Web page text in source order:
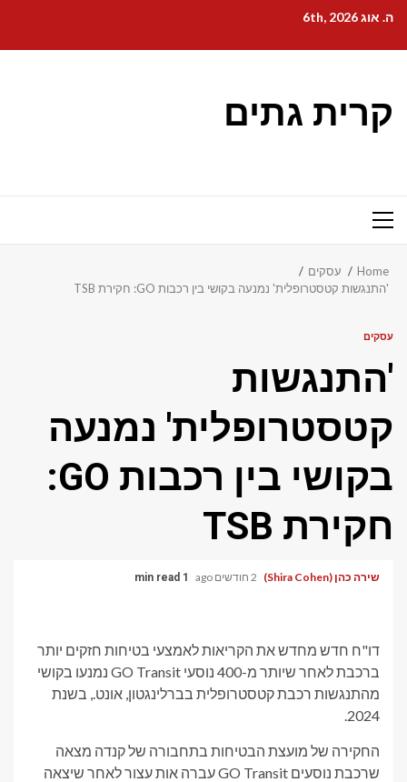
content
ה. אוג 6th, 2026
קרית גתים
Primary
Home
עסקים
'התנגשות קטסטרופלית' נמנעה בקושי בין רכבות GO: חקירת TSB
עסקים
'התנגשות
קטסטרופלית' נמנעה
בקושי בין רכבות GO:
חקירת TSB
שירה כהן (Shira Cohen) 2 חודשים ago 1 min read
דו"ח חדש מחדש את הקריאות לאמצעי בטיחות חזקים יותר
ברכבת לאחר שיותר מ-400 נוסעי GO Transit נמנעו בקושי
מהתנגשות רכבת קטסטרופלית בברלינגטון, אונט., בשנת
2024.
החקירה של מועצת הבטיחות בתחבורה של קנדה מצאה
שרכבת נוסעים GO Transit עברה אות עצור לאחר שיצאה